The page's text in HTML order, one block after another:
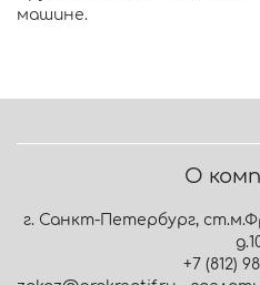
машине.
О
г. Санкт-Петербург,
+7 (812)